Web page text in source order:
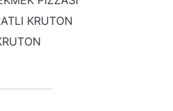
KRUTON